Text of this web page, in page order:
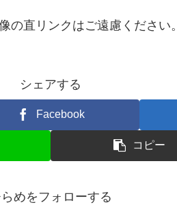
の直リンクはご遠慮ください。
シェアする
Facebook
コピー
めをフォローする